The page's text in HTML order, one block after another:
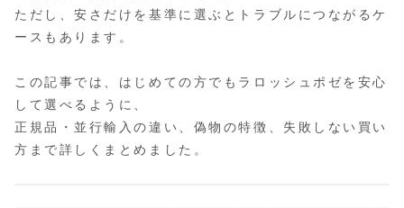
ただし、安さだけを基準に選ぶとトラブルにつながるケ
ースもあります。
この記事では、はじめての方でもラロッシュポゼを安心
して選べるように、
正規品・並行輸入の違い、偽物の特徴、失敗しない買い
方まで詳しくまとめました。